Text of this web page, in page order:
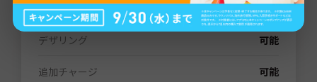
電話番号（SMS） なし
デザリング 可能
追加チャージ 可能